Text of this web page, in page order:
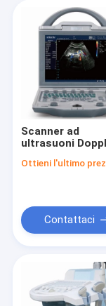
Scanner ad
ultrasuoni
portatile DCU12
Ottieni l'ultimo
Contattaci